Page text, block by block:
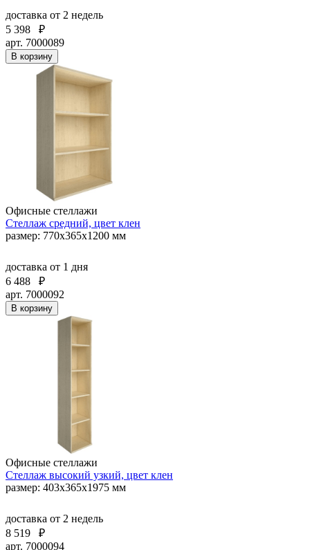
доставка от 2 недель
5 398
₽
арт. 7000089
В корзину
Офисные стеллажи
Стеллаж средний, цвет клен
размер: 770х365х1200 мм
доставка от 1 дня
6 488
₽
арт. 7000092
В корзину
Офисные стеллажи
Стеллаж высокий узкий, цвет клен
размер: 403х365х1975 мм
доставка от 2 недель
8 519
₽
арт. 7000094